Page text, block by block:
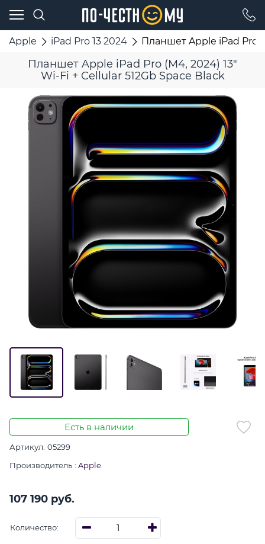
Apple iPad Pro 13 2024 Планшет Apple iPad Pro
Планшет Apple iPad Pro (M4, 2024) 13"
Wi-Fi + Cellular 512Gb Space Black
Есть в наличии
Артикул: 05299
Производитель : Apple
107 190 руб.
Количество: